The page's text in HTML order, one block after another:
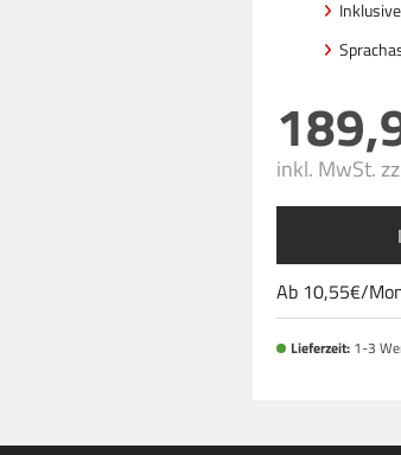
189
inkl. MwSt.
Ab 10,55 /
Lieferzeit: 1-3